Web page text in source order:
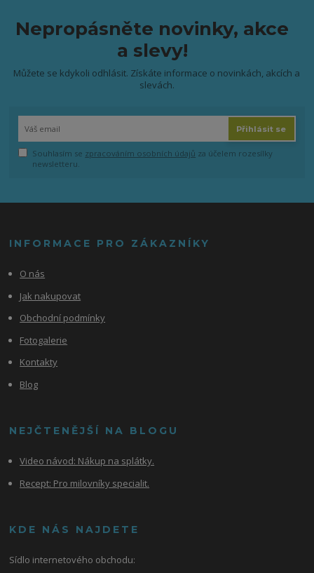
Nepropásněte novinky, akce
a slevy!
Můžete se kdykoli odhlásit. Získáte informace o novinkách, akcích a
slevách.
Přihlásit se
Souhlasím se zpracováním osobních údajů za účelem rozesílky
newsletteru.
INFORMACE PRO ZÁKAZNÍKY
O nás
Jak nakupovat
Obchodní podmínky
Fotogalerie
Kontakty
Blog
NEJČTENĚJŠÍ NA BLOGU
Video návod: Nákup na splátky.
Recept: Pro milovníky specialit.
KDE NÁS NAJDETE
Sídlo internetového obchodu: